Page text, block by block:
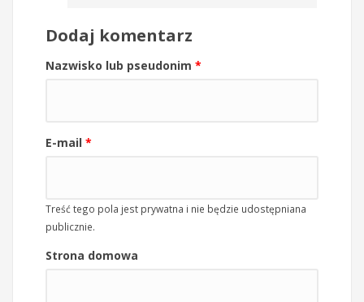
Dodaj komentarz
Nazwisko lub pseudonim *
E-mail *
Treść tego pola jest prywatna i nie będzie udostępniana
publicznie.
Strona domowa